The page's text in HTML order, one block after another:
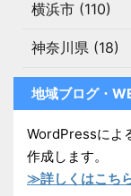
横浜市 (110)
神奈川県 (18)
地域ブログ・
WordPressによ
作成します。
≫詳しくはこち